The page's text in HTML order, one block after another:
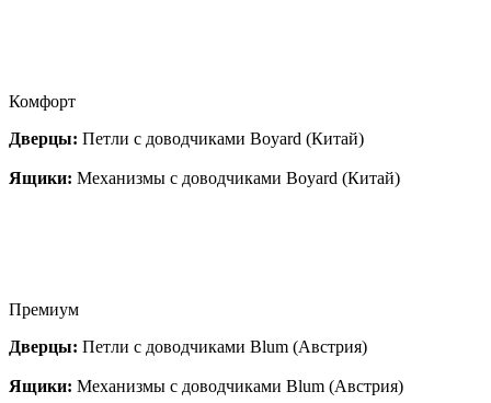
Комфорт
Дверцы: Петли с доводчиками Boyard (Китай)
Ящики: Механизмы с доводчиками Boyard (Китай)
Премиум
Дверцы: Петли с доводчиками Blum (Австрия)
Ящики: Механизмы с доводчиками Blum (Австрия)